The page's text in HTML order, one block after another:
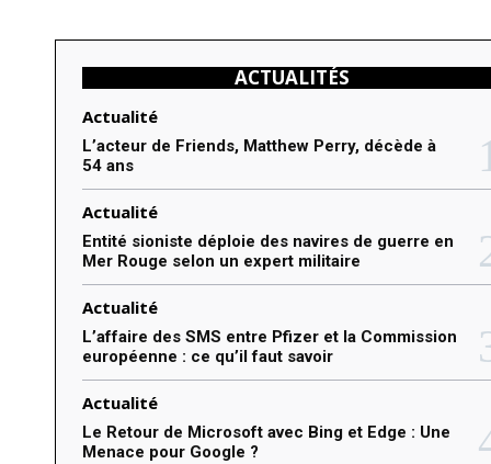
ACTUALITÉS
Actualité
L’acteur de Friends, Matthew Perry, décède à
54 ans
Actualité
Entité sioniste déploie des navires de guerre en
Mer Rouge selon un expert militaire
Actualité
L’affaire des SMS entre Pfizer et la Commission
européenne : ce qu’il faut savoir
Actualité
Le Retour de Microsoft avec Bing et Edge : Une
Menace pour Google ?